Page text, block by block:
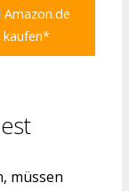
Amazon.de
kaufen*
müssen